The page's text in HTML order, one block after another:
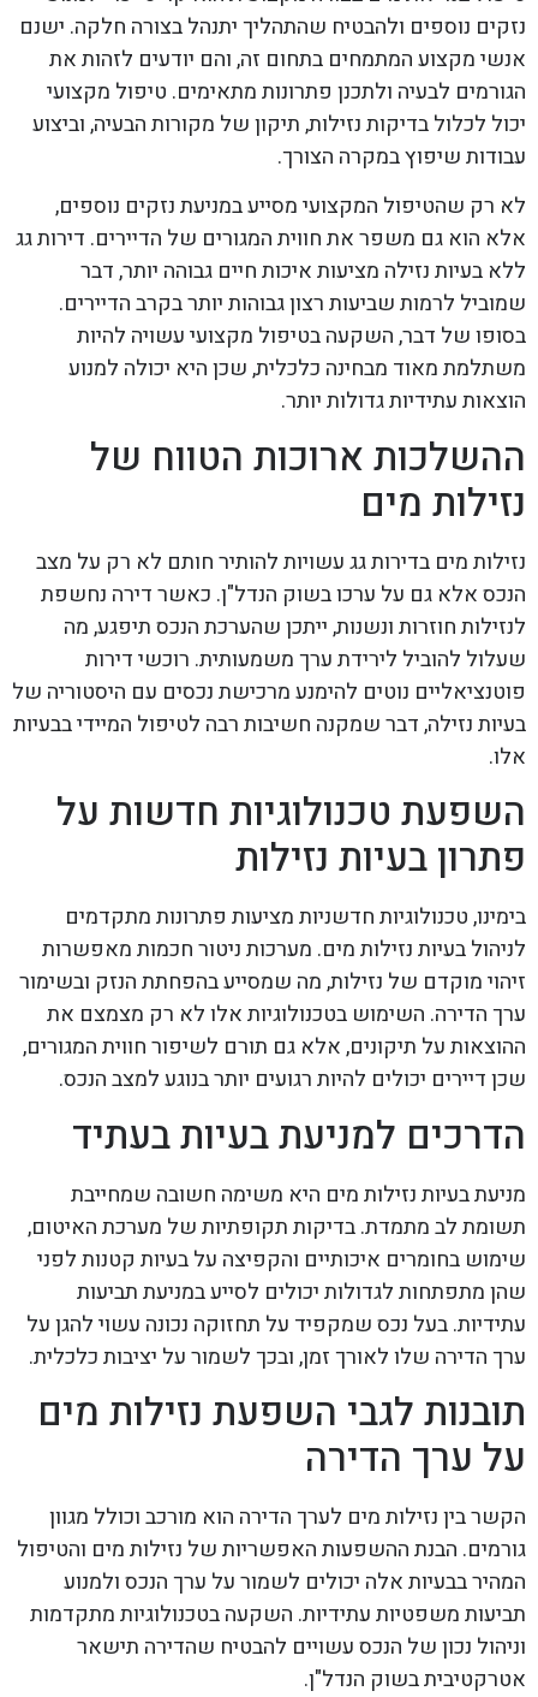
נזקים נוספים ולהבטיח שהתהליך יתנהל בצורה חלקה. ישנם
אנשי מקצוע המתמחים בתחום זה, והם יודעים לזהות את
הגורמים לבעיה ולתכנן פתרונות מתאימים. טיפול מקצועי
יכול לכלול בדיקות נזילות, תיקון של מקורות הבעיה, וביצוע
עבודות שיפוץ במקרה הצורך.
לא רק שהטיפול המקצועי מסייע במניעת נזקים נוספים,
אלא הוא גם משפר את חווית המגורים של הדיירים. דירות גג
ללא בעיות נזילה מציעות איכות חיים גבוהה יותר, דבר
שמוביל לרמות שביעות רצון גבוהות יותר בקרב הדיירים.
בסופו של דבר, השקעה בטיפול מקצועי עשויה להיות
משתלמת מאוד מבחינה כלכלית, שכן היא יכולה למנוע
הוצאות עתידיות גדולות יותר.
ההשלכות ארוכות הטווח של
נזילות מים
נזילות מים בדירות גג עשויות להותיר חותם לא רק על מצב
הנכס אלא גם על ערכו בשוק הנדל"ן. כאשר דירה נחשפת
לנזילות חוזרות ונשנות, ייתכן שהערכת הנכס תיפגע, מה
שעלול להוביל לירידת ערך משמעותית. רוכשי דירות
פוטנציאליים נוטים להימנע מרכישת נכסים עם היסטוריה של
בעיות נזילה, דבר שמקנה חשיבות רבה לטיפול המיידי בבעיות
אלו.
השפעת טכנולוגיות חדשות על
פתרון בעיות נזילות
בימינו, טכנולוגיות חדשניות מציעות פתרונות מתקדמים
לניהול בעיות נזילות מים. מערכות ניטור חכמות מאפשרות
זיהוי מוקדם של נזילות, מה שמסייע בהפחתת הנזק ובשימור
ערך הדירה. השימוש בטכנולוגיות אלו לא רק מצמצם את
ההוצאות על תיקונים, אלא גם תורם לשיפור חווית המגורים,
שכן דיירים יכולים להיות רגועים יותר בנוגע למצב הנכס.
הדרכים למניעת בעיות בעתיד
מניעת בעיות נזילות מים היא משימה חשובה שמחייבת
תשומת לב מתמדת. בדיקות תקופתיות של מערכת האיטום,
שימוש בחומרים איכותיים והקפיצה על בעיות קטנות לפני
שהן מתפתחות לגדולות יכולים לסייע במניעת תביעות
עתידיות. בעל נכס שמקפיד על תחזוקה נכונה עשוי להגן על
ערך הדירה שלו לאורך זמן, ובכך לשמור על יציבות כלכלית.
תובנות לגבי השפעת נזילות מים
על ערך הדירה
הקשר בין נזילות מים לערך הדירה הוא מורכב וכולל מגוון
גורמים. הבנת ההשפעות האפשריות של נזילות מים והטיפול
המהיר בבעיות אלה יכולים לשמור על ערך הנכס ולמנוע
תביעות משפטיות עתידיות. השקעה בטכנולוגיות מתקדמות
וניהול נכון של הנכס עשויים להבטיח שהדירה תישאר
אטרקטיבית בשוק הנדל"ן.